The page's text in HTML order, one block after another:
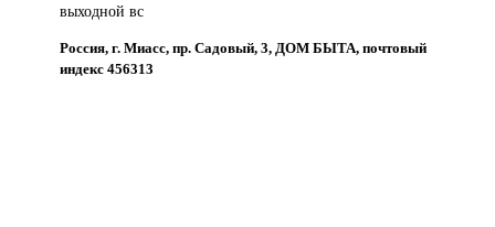
выходной вс
Россия, г. Миасс, пр. Садовый, 3, ДОМ БЫТА, почтовый
индекс 456313